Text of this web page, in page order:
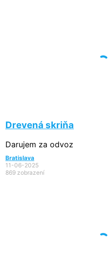
Drevená skriňa
Darujem za odvoz
Bratislava
11-06-2025
869 zobrazení